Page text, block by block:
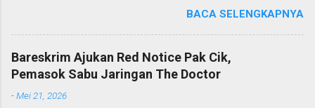
dari tuntutan 1,5 tahun penjara yang diajukan Jaksa
Penuntut Umum (JPU) Darwis dari Kejari Surabaya.
Oleh majelis hakim yang diketuai Sigit Sutanto SH
MH, kasus penipuan yang menjerat Ervan tersebut
dinyatakan bukan perkara pidana. Dalam
BACA SELENGKAPNYA
Bareskrim Ajukan Red Notice Pak Cik,
Pemasok Sabu Jaringan The Doctor
-Mei 21, 2026